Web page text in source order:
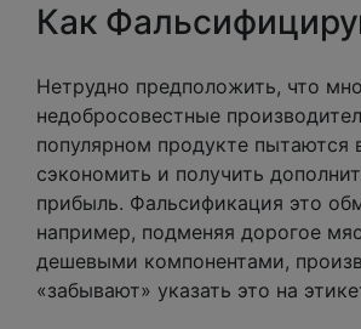
Как
Нетрудно предположить, что
недобросовестные
популярном продукте пытаются
сэкономить и получить
прибыль. Фальсификация это
например, подменяя дорогое
дешевыми компонентами,
«забывают» указать это на